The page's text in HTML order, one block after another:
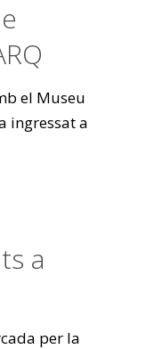
el Museu
ingressat a
a
per la